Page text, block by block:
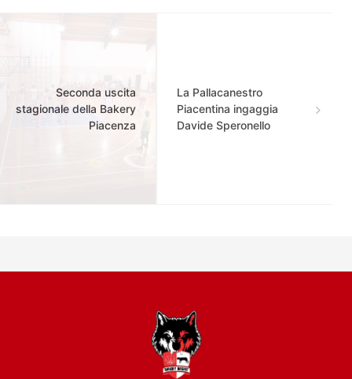
Seconda uscita
stagionale della Bakery
Piacenza
La Pallacanestro
Piacentina ingaggia
Davide Speronello